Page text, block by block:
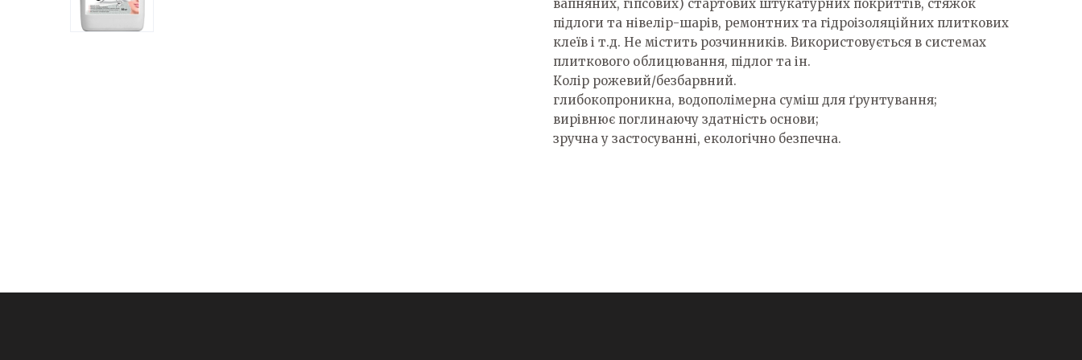
вапняних, гіпсових) стартових штукатурних покриттів, стяжок
підлоги та нівелір-шарів, ремонтних та гідроізоляційних плиткових
клеїв і т.д. Не містить розчинників. Використовується в системах
плиткового облицювання, підлог та ін.
Колір рожевий/безбарвний.
глибокопроникна, водополімерна суміш для ґрунтування;
вирівнює поглинаючу здатність основи;
зручна у застосуванні, екологічно безпечна.